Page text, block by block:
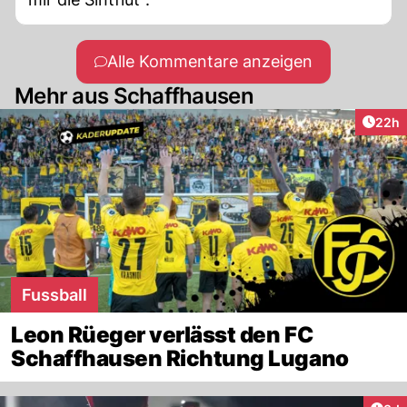
Alle Kommentare anzeigen
Mehr aus Schaffhausen
22h
Fussball
Leon Rüeger verlässt den FC
Schaffhausen Richtung Lugano